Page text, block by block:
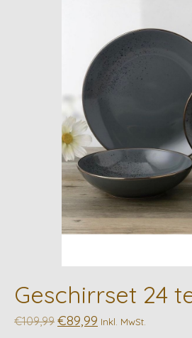
Geschirrset 24
€109,99 €89,99 Inkl. MwSt.